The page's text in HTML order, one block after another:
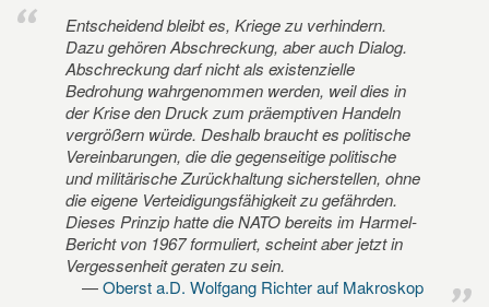
Entscheidend bleibt es, Kriege zu verhindern.
Dazu gehören Abschreckung, aber auch Dialog.
Abschreckung darf nicht als existenzielle
Bedrohung wahrgenommen werden, weil dies in
der Krise den Druck zum präemptiven Handeln
vergrößern würde. Deshalb braucht es politische
Vereinbarungen, die die gegenseitige politische
und militärische Zurückhaltung sicherstellen, ohne
die eigene Verteidigungsfähigkeit zu gefährden.
Dieses Prinzip hatte die NATO bereits im Harmel-
Bericht von 1967 formuliert, scheint aber jetzt in
Vergessenheit geraten zu sein.
Oberst a.D. Wolfgang Richter auf Makroskop